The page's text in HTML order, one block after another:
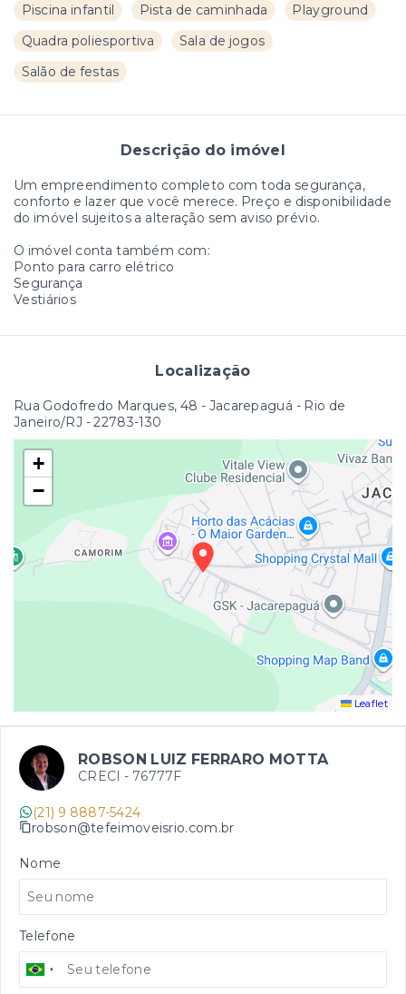
Piscina infantil
Pista de caminhada
Playground
Quadra poliesportiva
Sala de jogos
Salão de festas
Descrição do imóvel
Um empreendimento completo com toda segurança,
conforto e lazer que você merece. Preço e disponibilidade
do imóvel sujeitos a alteração sem aviso prévio.
O imóvel conta também com:
Ponto para carro elétrico
Segurança
Vestiários
Localização
Rua Godofredo Marques, 48 - Jacarepaguá - Rio de
Janeiro/RJ - 22783-130
+
−
Leaflet
ROBSON LUIZ FERRARO MOTTA
CRECI - 76777F
(21) 9 8887-5424
robson@tefeimoveisrio.com.br
Nome
Telefone